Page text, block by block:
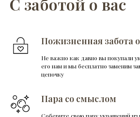
Пожизненная забота
Не важно как давно вы покупали
его нам и мы бесплатно заменим
цепочку
Пара со смыслом
Соберите свою пару украшений из